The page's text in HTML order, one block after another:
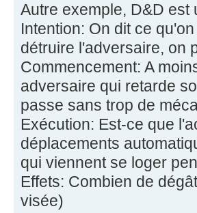
Autre exemple, D&D est
Intention: On dit ce
détruire l'adversaire, on
Commencement: A
adversaire qui retarde
passe sans trop de
Exécution: Est-ce que
déplacements
qui viennent se loger
Effets: Combien de
visée)